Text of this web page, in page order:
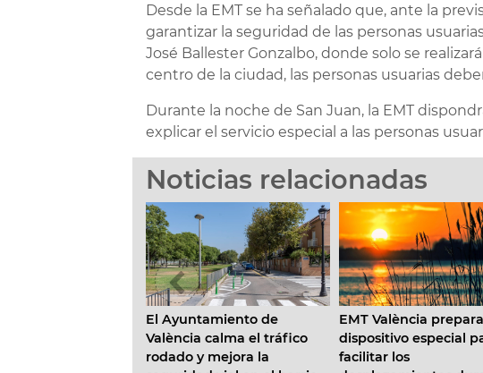
Desde la EMT se ha señalado que, ante la
garantizar la seguridad de las personas
José Ballester Gonzalbo, donde solo se
centro de la ciudad, las personas usuarias
Durante la noche de San Juan, la EMT
explicar el servicio especial a las personas
Noticias relacionadas
València calma el tráfico
EMT València prepara un
dispositivo especial para
facilitar los
València lanza
'Conecta con
prevenir las